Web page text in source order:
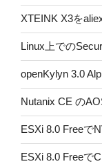
XTEINK X3を
Linux上での
openKylyn 3.0
Nutanix CE の
ESXi 8.0 Freeで
ESXi 8.0 Freeで